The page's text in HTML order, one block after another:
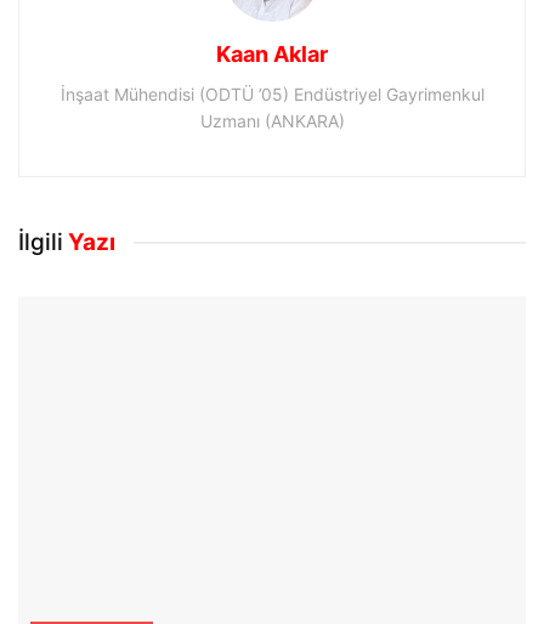
Kaan Aklar
İnşaat Mühendisi (ODTÜ ’05) Endüstriyel Gayrimenkul
Uzmanı (ANKARA)
İlgili Yazı